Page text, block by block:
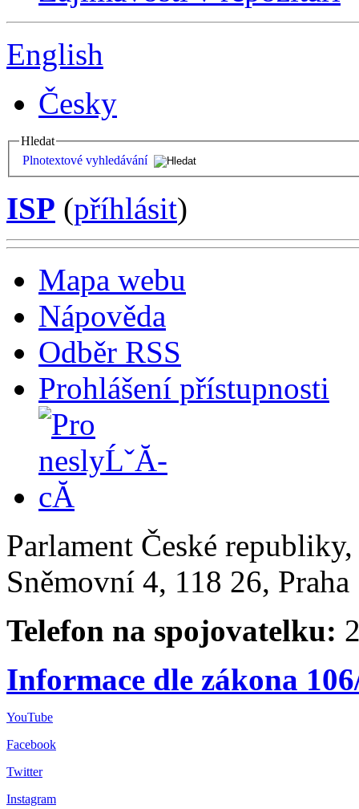
English
Česky
Hledat
Plnotextové vyhledávání
ISP (příhlásit)
Mapa webu
Nápověda
Odběr RSS
Prohlášení přístupnosti
Parlament České
Sněmovní 4, 118 26,
Telefon na spojovatelku:
Informace dle zákona
YouTube
Facebook
Twitter
Instagram